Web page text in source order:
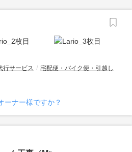
行サービス 宅配便・バイク便・引越し
ーナー様ですか？